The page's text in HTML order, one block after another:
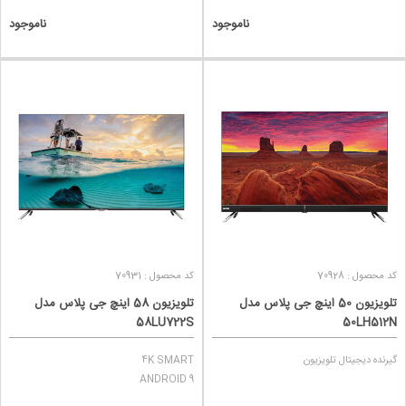
ناموجود ناموجود
کد محصول : 70928
تلویزیون 50 اینچ جی پلاس مدل
50LH512N
گیرنده دیجیتال تلویزیون
کد محصول : 70931
تلویزیون 58 اینچ جی پلاس مدل
58LU722S
4K SMART
ANDROID 9